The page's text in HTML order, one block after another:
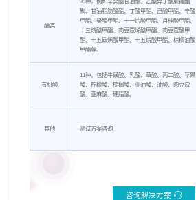
酯类
聚、甘油脂肪酸酯、丁酸甲酯、己酸甲酯、辛酸
甲酯、癸酸甲酯、十一烷酸甲酯、月桂酸甲酯、
十三烷酸甲酯、肉豆蔻烯酸甲酯、肉豆蔻酸甲
酯、十五碳烯酸甲酯、十五烷酸甲酯、棕榈油酸
甲酯等。
有机酸
11种，包括牛磺酸、乳酸、草酸、丙二酸、苹果
酸、柠檬酸、棕榈酸、亚油酸、油酸、肉豆蔻
酸、亚麻酸、硬脂酸。
其他 测试方案咨询
咨询解决方案